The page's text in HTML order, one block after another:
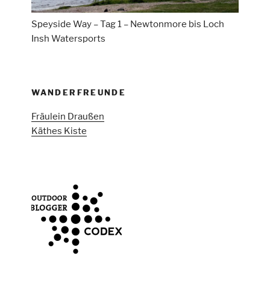
Speyside Way – Tag 1 – Newtonmore bis Loch
Insh Watersports
WANDERFREUNDE
Fräulein Draußen
Käthes Kiste